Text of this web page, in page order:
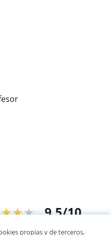
9,5/10
propias y de terceros,